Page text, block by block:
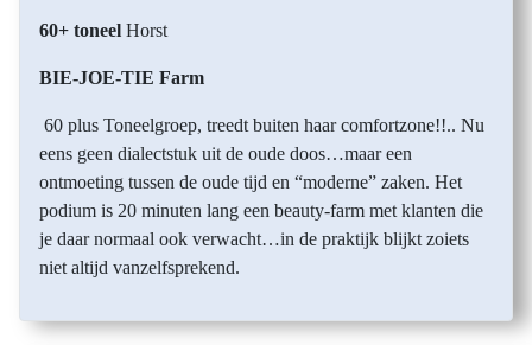
60+ toneel Horst
BIE-JOE-TIE Farm
60 plus Toneelgroep, treedt buiten haar comfortzone!!.. Nu
eens geen dialectstuk uit de oude doos…maar een
ontmoeting tussen de oude tijd en “moderne” zaken. Het
podium is 20 minuten lang een beauty-farm met klanten die
je daar normaal ook verwacht…in de praktijk blijkt zoiets
niet altijd vanzelfsprekend.